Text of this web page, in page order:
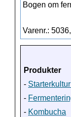
Bogen om
Varenr.:
Produkter
-
-
- Kombucha